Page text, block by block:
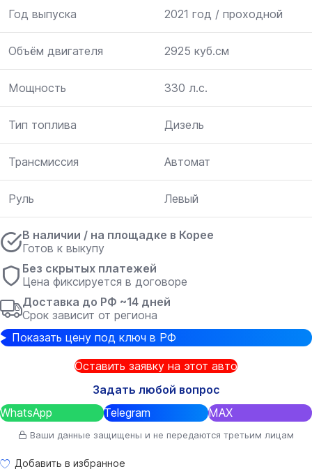
Год выпуска 2021 год / проходной
Объём двигателя 2925 куб.см
Мощность 330 л.с.
Тип топлива Дизель
Трансмиссия Автомат
Руль Левый
В наличии / на площадке в Корее
Готов к выкупу
Без скрытых платежей
Цена фиксируется в договоре
Доставка до РФ ~14 дней
Срок зависит от региона
Показать цену под ключ в РФ
Оставить заявку на этот авто
Задать любой вопрос
WhatsApp
Telegram MAX
Ваши данные защищены и не передаются третьим лицам
Добавить в избранное